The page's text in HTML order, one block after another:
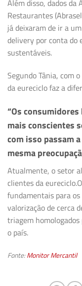
Além disso, dados da
Restaurantes
já deixaram de ir a
delivery por conta do
sustentáveis.
Segundo Tânia, com
da eureciclo faz a
“Os
mais conscientes
com isso passam
mesma
Atualmente, o setor
clientes da
fundamentais para
valorização de cerca
triagem
o país.
Fonte:Monitor Mercantil